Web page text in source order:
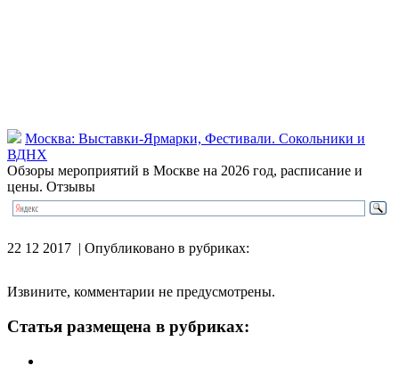
Москва: Выставки-Ярмарки, Фестивали. Сокольники и
ВДНХ
Обзоры мероприятий в Москве на 2026 год, расписание и
цены. Отзывы
22 12 2017 | Опубликовано в рубриках:
Извините, комментарии не предусмотрены.
Статья размещена в рубриках: